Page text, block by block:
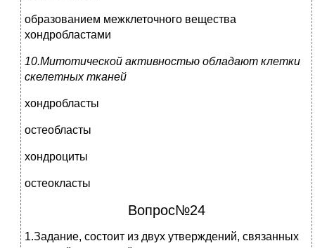
образованием межклеточного вещества
хондробластами
10.Митотической активностью обладают клетки
скелетных тканей
хондробласты
остеобласты
хондроциты
остеокласты
Вопрос№24
1.Задание, состоит из двух утверждений, связанных